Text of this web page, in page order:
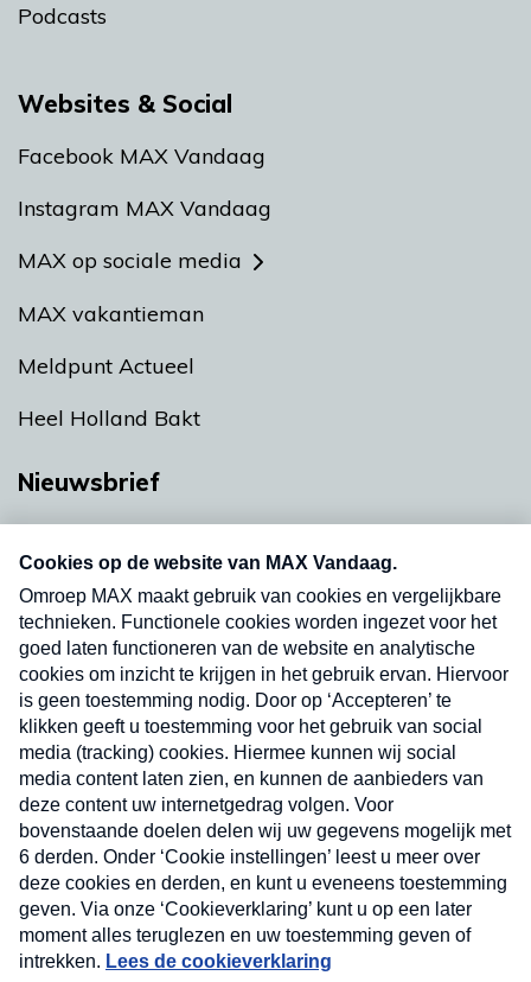
Podcasts
Websites & Social
Facebook MAX Vandaag
Instagram MAX Vandaag
MAX op sociale media
MAX vakantieman
Meldpunt Actueel
Heel Holland Bakt
Nieuwsbrief
nieuwsbrief. Elke vrijdag- en dinsdagochtend in
uw mailbox.
Verzend
Nieuwsbrief
Neem hier een gratis abonnement op onze
nieuwsbrief. Elke vrijdag- en dinsdagochtend in uw